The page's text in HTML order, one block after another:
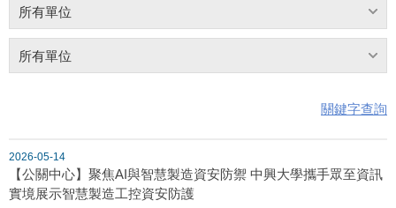
所有單位
所有單位
關鍵字查詢
2026-05-14
【公關中心】聚焦AI與智慧製造資安防禦 中興大學攜手眾至資訊
實境展示智慧製造工控資安防護